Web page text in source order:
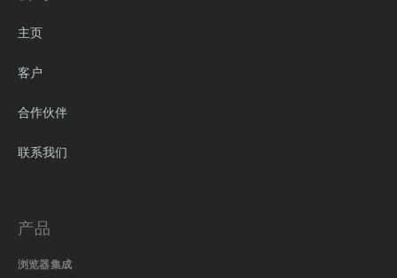
主页
客户
合作伙伴
联系我们
产品
浏览器集成